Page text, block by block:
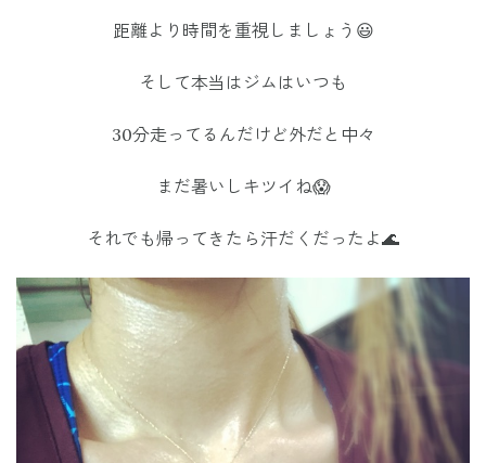
距離より時間を重視しましょう😃
そして本当はジムはいつも
30分走ってるんだけど外だと中々
まだ暑いしキツイね😱
それでも帰ってきたら汗だくだったよ🌊